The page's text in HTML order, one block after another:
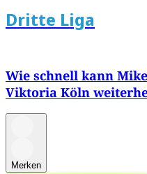
Dritte Liga
Wie schnell kann
Viktoria Köln
Merken